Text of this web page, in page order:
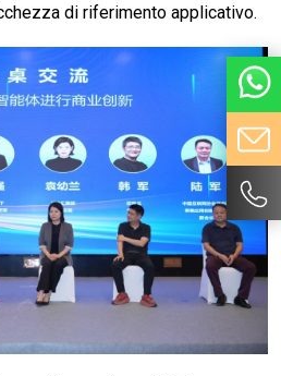
di riferimento applicativo.